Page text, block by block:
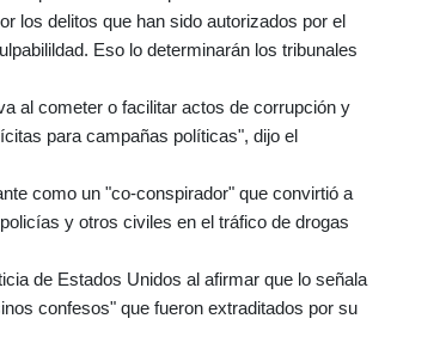
los delitos que han sido autorizados por el
Eso lo determinarán los tribunales
al cometer o facilitar actos de corrupción y
para campañas políticas", dijo el
como un "co-conspirador" que convirtió a
y otros civiles en el tráfico de drogas
de Estados Unidos al afirmar que lo señala
confesos" que fueron extraditados por su